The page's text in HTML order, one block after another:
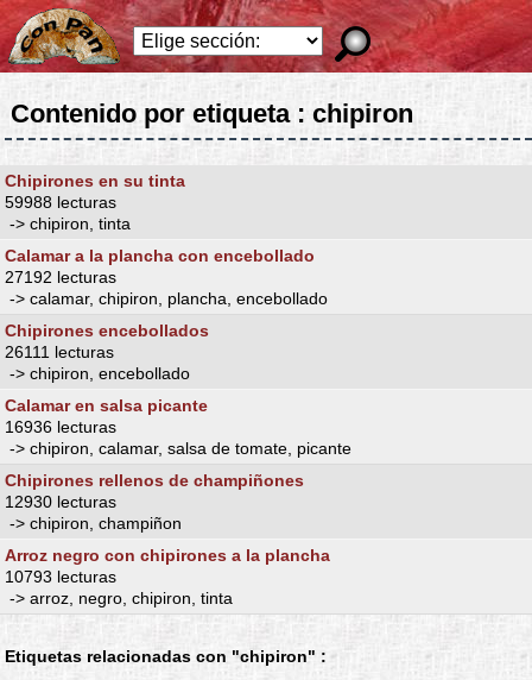
Contenido por etiqueta : chipiron
Chipirones en su tinta
59988 lecturas
-> chipiron, tinta
Calamar a la plancha con encebollado
27192 lecturas
-> calamar, chipiron, plancha, encebollado
Chipirones encebollados
26111 lecturas
-> chipiron, encebollado
Calamar en salsa picante
16936 lecturas
-> chipiron, calamar, salsa de tomate, picante
Chipirones rellenos de champiñones
12930 lecturas
-> chipiron, champiñon
Arroz negro con chipirones a la plancha
10793 lecturas
-> arroz, negro, chipiron, tinta
Etiquetas relacionadas con "chipiron" :